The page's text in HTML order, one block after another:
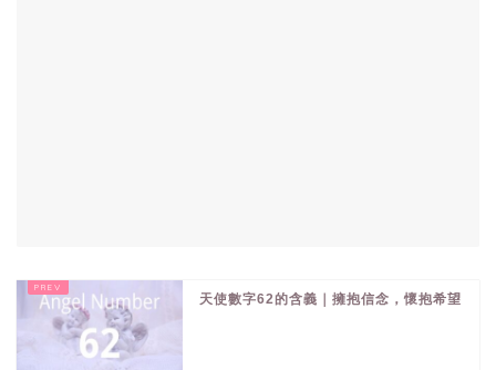
天使數字62的含義｜擁抱信念，懷抱希望